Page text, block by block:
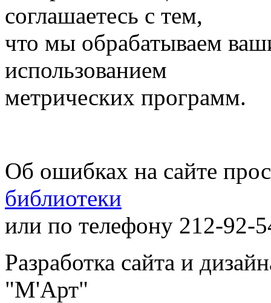
соглашаетесь с тем,
что мы обрабатываем
использованием
метрических программ.
Об ошибках на сайте
библиотеки
или по телефону 212-92-
Разработка сайта и
"М'Арт"